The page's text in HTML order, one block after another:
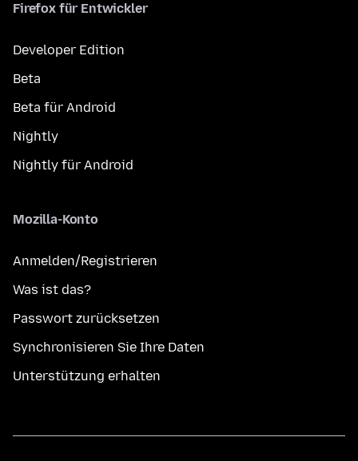
Firefox für Entwickler
Developer Edition
Beta
Beta für Android
Nightly
Nightly für Android
Mozilla-Konto
Anmelden/Registrieren
Was ist das?
Passwort zurücksetzen
Synchronisieren Sie Ihre Daten
Unterstützung erhalten